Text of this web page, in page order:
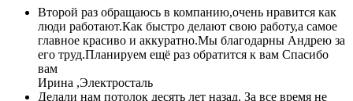
Второй раз обращаюсь в компанию,очень нравится как
люди работают.Как быстро делают свою работу,а самое
главное красиво и аккуратно.Мы благодарны Андрею за
его труд.Планируем ещё раз обратится к вам Спасибо
вам
Ирина ,Электросталь
Делали нам потолок десять лет назад. За все время не